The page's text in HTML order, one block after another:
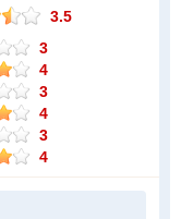
3.5
3
4
3
4
3
4